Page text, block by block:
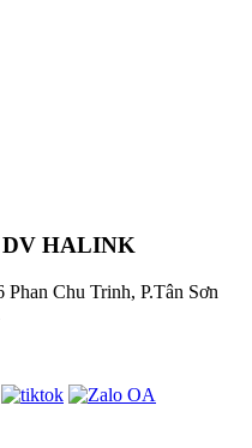
HALINK
Chu Trinh, P.Tân Sơn